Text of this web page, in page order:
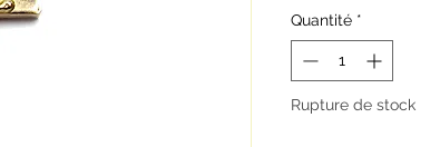
Quantité *
Rupture de stock